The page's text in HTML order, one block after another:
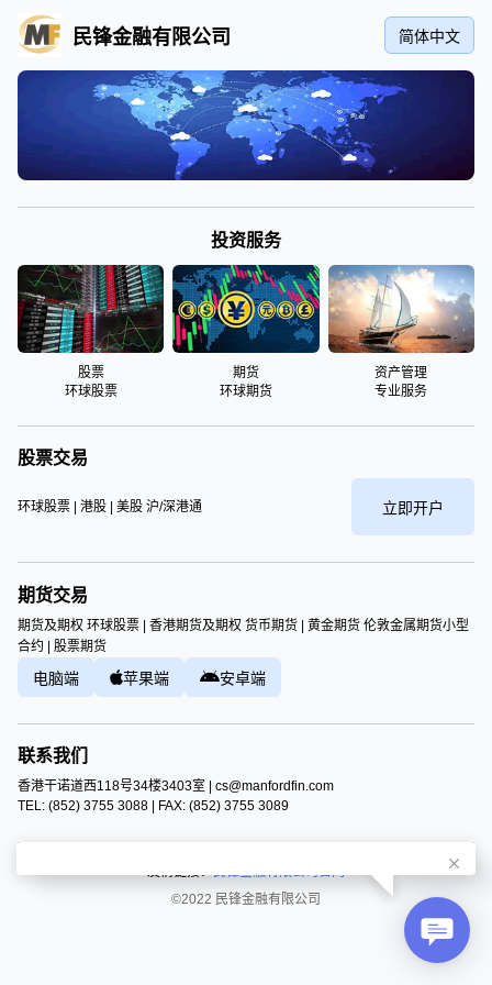
纳斯达克秒开户交易通道 导航
共 0 页/0 条记录
最近关注
Powered by纳斯达克秒开户交易通道
© 2026